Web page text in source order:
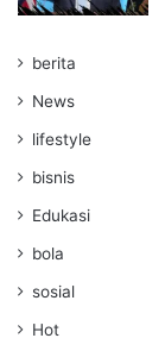
berita
News
lifestyle
bisnis
Edukasi
bola
sosial
Hot